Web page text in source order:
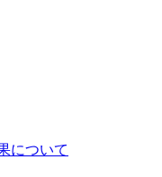
について